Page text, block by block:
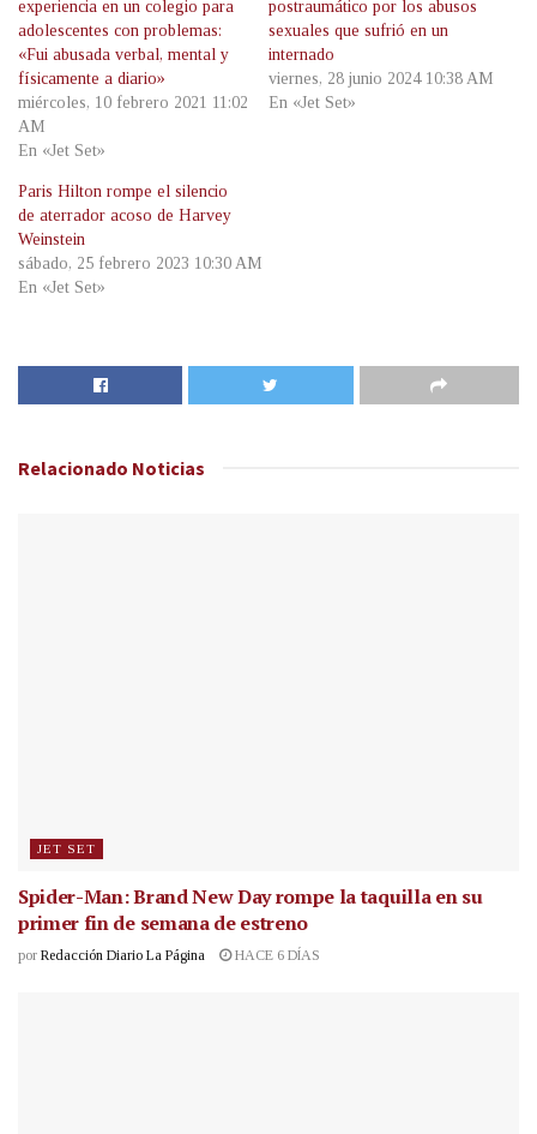
experiencia en un colegio para
adolescentes con problemas:
«Fui abusada verbal, mental y
físicamente a diario»
miércoles, 10 febrero 2021 11:02
AM
En «Jet Set»
postraumático por los abusos
sexuales que sufrió en un
internado
viernes, 28 junio 2024 10:38 AM
En «Jet Set»
Paris Hilton rompe el silencio
de aterrador acoso de Harvey
Weinstein
sábado, 25 febrero 2023 10:30 AM
En «Jet Set»
Relacionado Noticias
JET SET
Spider-Man: Brand New Day rompe la taquilla en su
primer fin de semana de estreno
por Redacción Diario La Página HACE 6 DÍAS